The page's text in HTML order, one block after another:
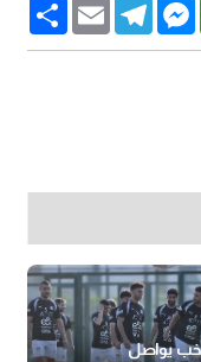
Share Email
TelegramMessenger
يواصل